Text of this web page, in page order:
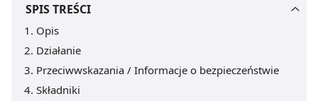
SPIS TREŚCI
Opis
Działanie
Przeciwwskazania / Informacje o bezpieczeństwie
Składniki